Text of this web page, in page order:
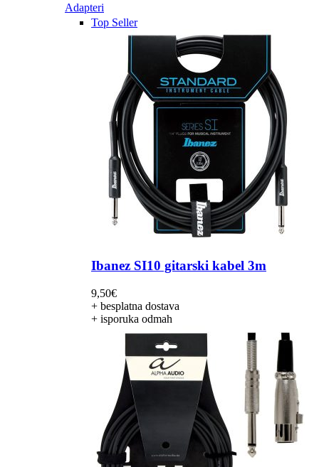
Adapteri
Top Seller
Ibanez SI10 gitarski kabel 3m
9,50€
+ besplatna dostava
+ isporuka odmah